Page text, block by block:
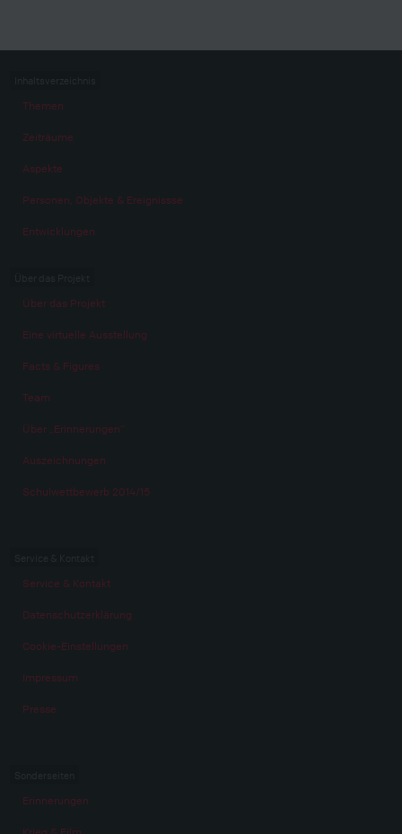
Themen
Zeiträume
Aspekte
Personen, Objekte & Ereignissse
Entwicklungen
Über das Projekt
Eine virtuelle Ausstellung
Facts & Figures
Team
Über „Erinnerungen“
Auszeichnungen
Schulwettbewerb 2014/15
Service & Kontakt
Datenschutzerklärung
Cookie-Einstellungen
Impressum
Presse
Erinnerungen